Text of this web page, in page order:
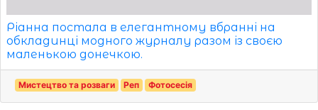
Ріанна постала в елегантному вбранні на
обкладинці модного журналу разом із своєю
маленькою донечкою.
Мистецтво та розваги Реп Фотосесія